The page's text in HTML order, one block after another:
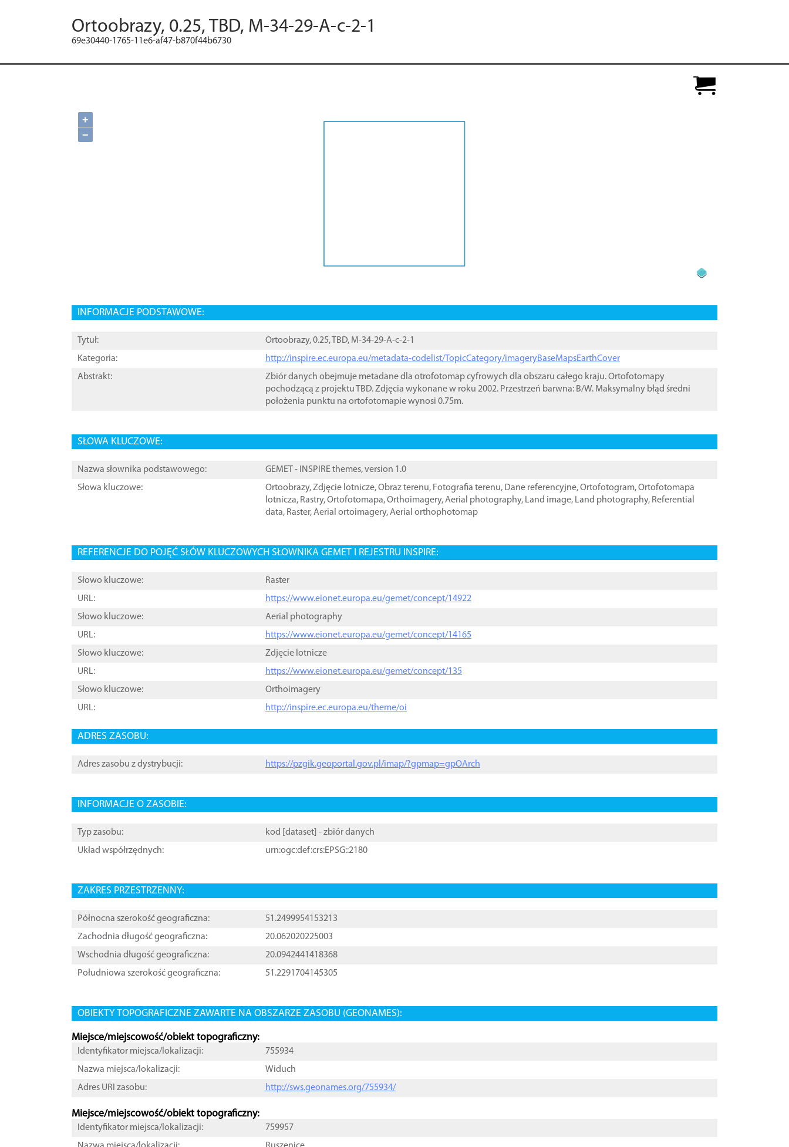
Ortoobrazy, 0.25, TBD, M-34-29-A-c-2-1
69e30440-1765-11e6-af47-b870f44b6730
+
−
INFORMACJE PODSTAWOWE:
Tytuł:
Ortoobrazy, 0.25, TBD, M-34-29-A-c-2-1
Kategoria:
http://inspire.ec.europa.eu/metadata-codelist/TopicCategory/imageryBaseMapsEarthCover
Abstrakt:
Zbiór danych obejmuje metadane dla otrofotomap cyfrowych dla obszaru całego kraju. Ortofotomapy
pochodzącą z projektu TBD. Zdjęcia wykonane w roku 2002. Przestrzeń barwna: B/W. Maksymalny błąd średni
położenia punktu na ortofotomapie wynosi 0.75m.
SŁOWA KLUCZOWE:
Nazwa słownika podstawowego:
GEMET - INSPIRE themes, version 1.0
Słowa kluczowe:
Ortoobrazy,Zdjęcie lotnicze,Obraz terenu, Fotografia terenu, Dane referencyjne,Ortofotogram,Ortofotomapa
lotnicza, Rastry,Ortofotomapa,Orthoimagery,Aerial photography, Land image, Land photography, Referential
data, Raster,Aerial ortoimagery,Aerial orthophotomap
REFERENCJE DO POJĘĆ SŁÓW KLUCZOWYCH SŁOWNIKA GEMET I REJESTRU INSPIRE:
Słowo kluczowe:
Raster
URL:
https://www.eionet.europa.eu/gemet/concept/14922
Słowo kluczowe:
Aerial photography
URL:
https://www.eionet.europa.eu/gemet/concept/14165
Słowo kluczowe:
Zdjęcie lotnicze
URL:
https://www.eionet.europa.eu/gemet/concept/135
Słowo kluczowe:
Orthoimagery
URL:
http://inspire.ec.europa.eu/theme/oi
ADRES ZASOBU:
Adres zasobu z dystrybucji: https://pzgik.geoportal.gov.pl/imap/?gpmap=gpOArch
INFORMACJE O ZASOBIE:
Typ zasobu: kod [ dataset ] - zbiór danych
Układ współrzędnych:
urn:ogc:def:crs:EPSG::2180
ZAKRES PRZESTRZENNY:
Północna szerokość geograficzna:
51.2499954153213
Zachodnia długość geograficzna:
20.062020225003
Wschodnia długość geograficzna:
20.0942441418368
Południowa szerokość geograficzna:
51.2291704145305
OBIEKTY TOPOGRAFICZNE ZAWARTE NA OBSZARZE ZASOBU (GEONAMES):
Miejsce/miejscowość/obiekt topograficzny:
Identyfikator miejsca/lokalizacji:
755934
Nazwa miejsca/lokalizacji:
Widuch
Adres URI zasobu:
http://sws.geonames.org/755934/
Miejsce/miejscowość/obiekt topograficzny:
Identyfikator miejsca/lokalizacji:
759957